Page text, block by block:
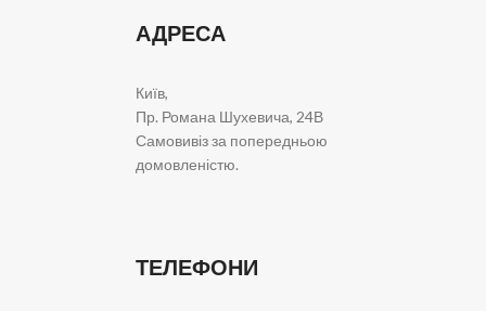
АДРЕСА
Київ,
Пр. Романа Шухевича, 24В
Самовивіз за попередньою
домовленістю.
ТЕЛЕФОНИ